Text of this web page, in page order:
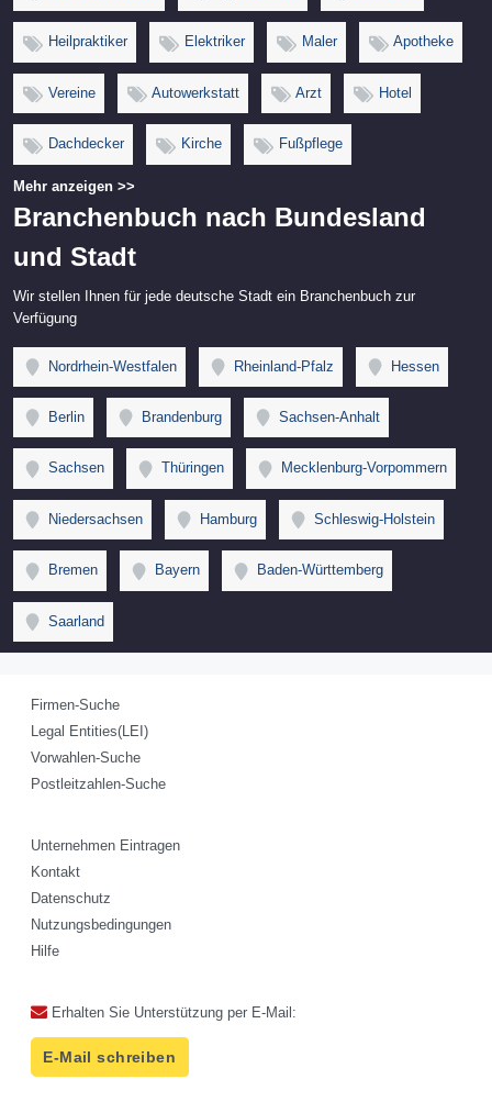
Heilpraktiker Elektriker Maler Apotheke
Vereine Autowerkstatt Arzt Hotel
Dachdecker Kirche Fußpflege
Mehr anzeigen >>
Branchenbuch nach Bundesland
und Stadt
Wir stellen Ihnen für jede deutsche Stadt ein Branchenbuch zur
Verfügung
Nordrhein-Westfalen Rheinland-Pfalz Hessen
Berlin Brandenburg Sachsen-Anhalt
Sachsen Thüringen Mecklenburg-Vorpommern
Niedersachsen Hamburg Schleswig-Holstein
Bremen Bayern Baden-Württemberg
Saarland
Firmen-Suche
Legal Entities(LEI)
Vorwahlen-Suche
Postleitzahlen-Suche
Unternehmen Eintragen
Kontakt
Datenschutz
Nutzungsbedingungen
Hilfe
Erhalten Sie Unterstützung per E-Mail:
E-Mail schreiben